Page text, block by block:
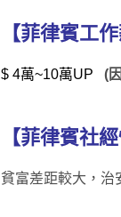
【菲律賓工
$ 4萬~10萬UP (
【菲律賓社經
貧富差距較大，治